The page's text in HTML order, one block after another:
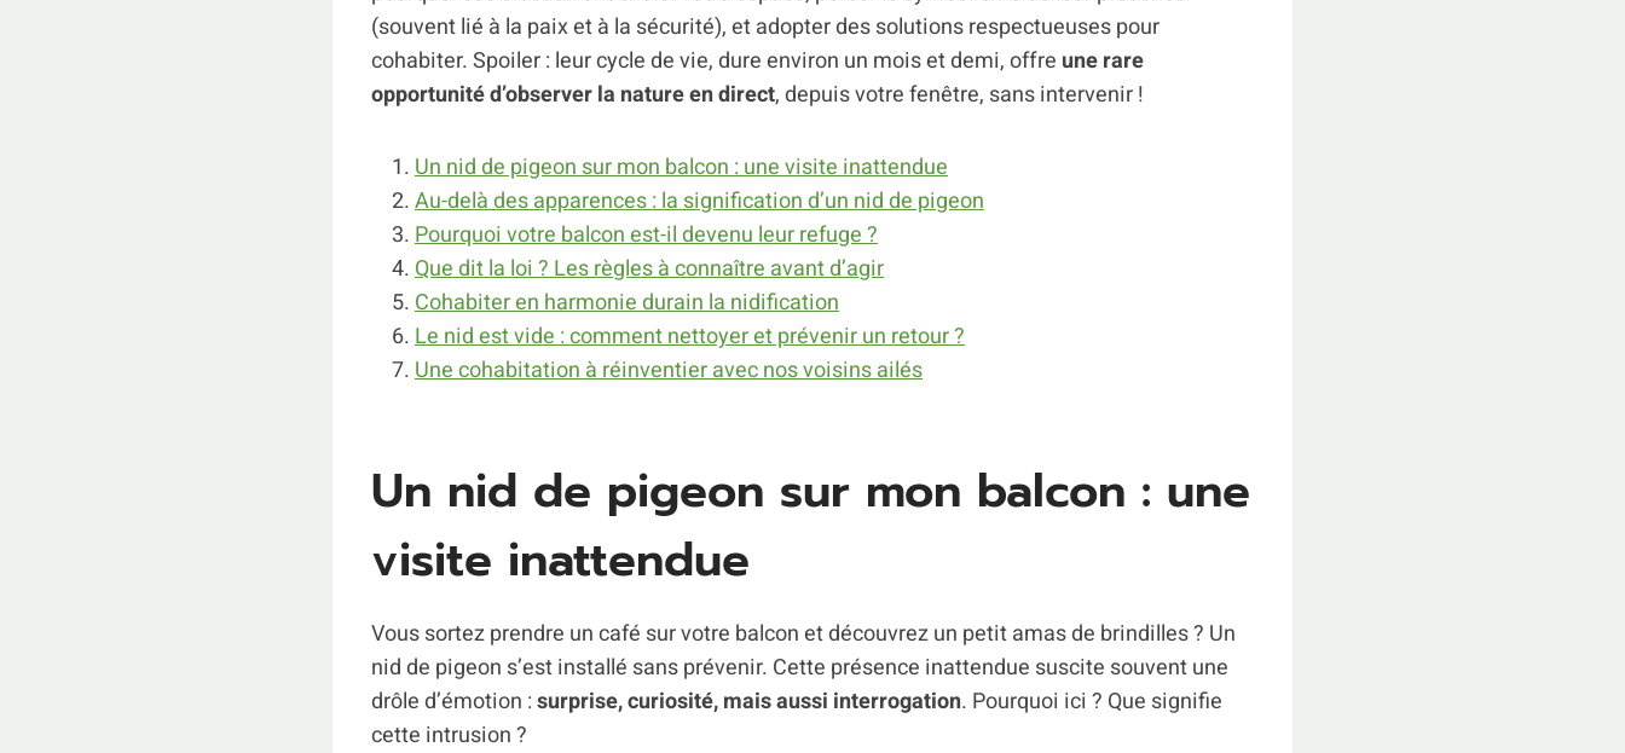
(souvent lié à la paix et à la sécurité), et adopter des solutions respectueuses pour
cohabiter. Spoiler : leur cycle de vie, dure environ un mois et demi, offre une rare
opportunité d’observer la nature en direct, depuis votre fenêtre, sans intervenir !
Un nid de pigeon sur mon balcon : une visite inattendue
Au-delà des apparences : la signification d’un nid de pigeon
Pourquoi votre balcon est-il devenu leur refuge ?
Que dit la loi ? Les règles à connaître avant d’agir
Cohabiter en harmonie durain la nidification
Le nid est vide : comment nettoyer et prévenir un retour ?
Une cohabitation à réinventier avec nos voisins ailés
Un nid de pigeon sur mon balcon : une
visite inattendue
Vous sortez prendre un café sur votre balcon et découvrez un petit amas de brindilles ? Un
nid de pigeon s’est installé sans prévenir. Cette présence inattendue suscite souvent une
drôle d’émotion :surprise, curiosité, mais aussi interrogation. Pourquoi ici ? Que signifie
cette intrusion ?